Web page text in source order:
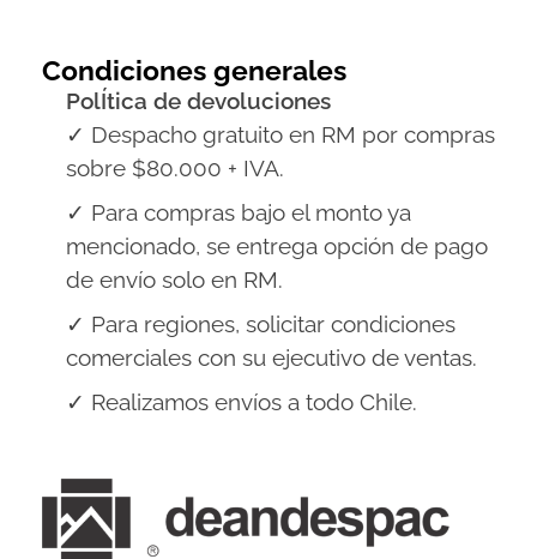
Condiciones generales
PolÍtica de devoluciones
✓ Despacho gratuito en RM por compras
sobre $80.000 + IVA.
✓ Para compras bajo el monto ya
mencionado, se entrega opción de pago
de envío solo en RM.
✓ Para regiones, solicitar condiciones
comerciales con su ejecutivo de ventas.
✓ Realizamos envíos a todo Chile.